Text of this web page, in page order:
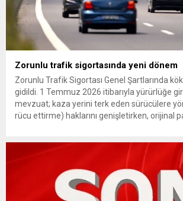
Zorunlu trafik sigortasında yeni dönem
Zorunlu Trafik Sigortası Genel Şartlarında
gidildi. 1 Temmuz 2026 itibarıyla yürürlüğe
mevzuat; kaza yerini terk eden sürücülere
rücu ettirme) haklarını genişletirken, orijinal
getiriyor. Hazine Müsteşarlığına bağlı ilgili